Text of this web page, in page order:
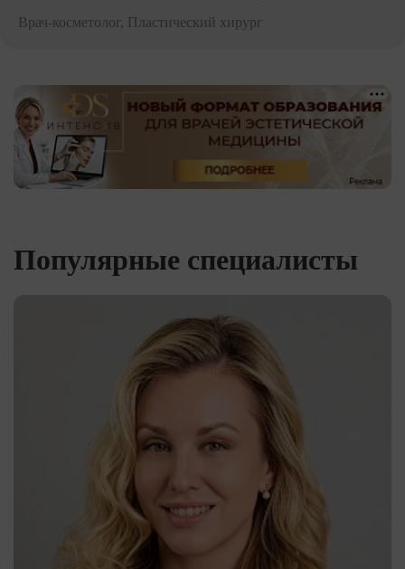
Врач-косметолог, Пластический хирург
Популярные специалисты